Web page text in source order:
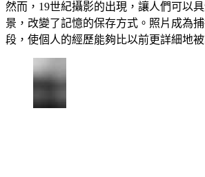
然而，19世紀攝影的出現，讓人們可以
景，改變了記憶的保存方式。照片成為
段，使個人的經歷能夠比以前更詳細地被